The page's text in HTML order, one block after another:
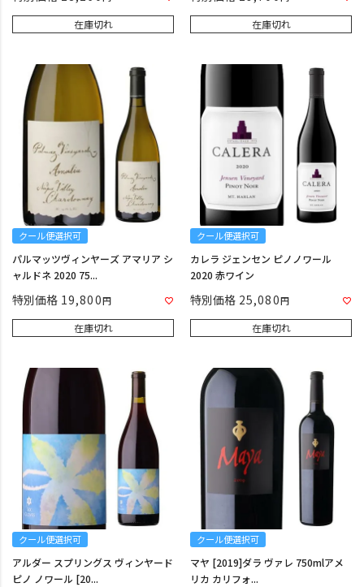
在庫切れ 在庫切れ
クール便選択可
パルマッツヴィンヤーズ アマリア シ
ャルドネ 2020 75...
特別価格 19,800
在庫切れ
クール便選択可
カレラ ジェンセン ピノノワール
2020 赤ワイン
特別価格 25,080
在庫切れ
クール便選択可
アルダー スプリングス ヴィンヤード
ピノ ノワール [20...
クール便選択可
マヤ [2019]ダラ ヴァレ 750mlアメ
リカ カリフォ...